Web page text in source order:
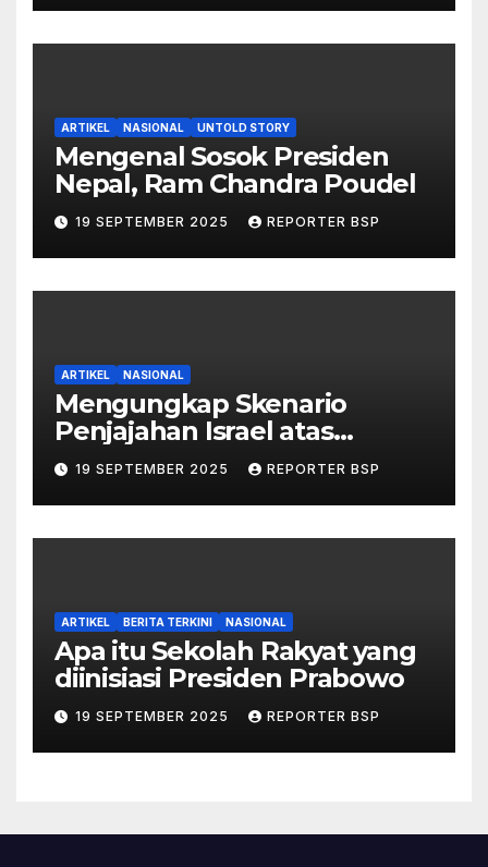
ARTIKEL NASIONAL UNTOLD STORY
Mengenal Sosok Presiden
Nepal, Ram Chandra Poudel
19 SEPTEMBER 2025 REPORTER BSP
ARTIKEL NASIONAL
Mengungkap Skenario
Penjajahan Israel atas
Palestina dalam Buku Ilan
Pappé
19 SEPTEMBER 2025 REPORTER BSP
ARTIKEL BERITA TERKINI NASIONAL
Apa itu Sekolah Rakyat yang
diinisiasi Presiden Prabowo
19 SEPTEMBER 2025 REPORTER BSP